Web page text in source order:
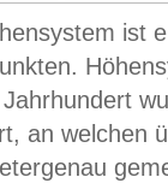
ist
an welchen